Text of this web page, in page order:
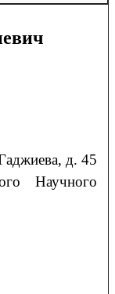
д. 45
Научного